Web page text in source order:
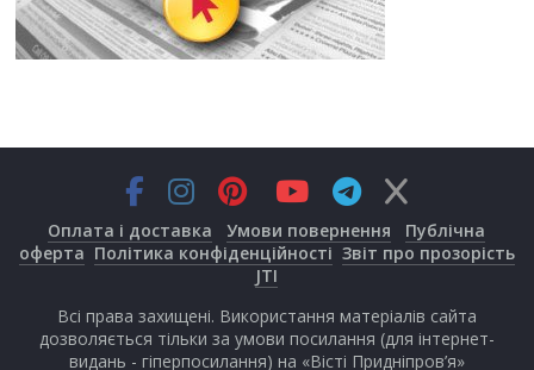
Оплата і доставка Умови повернення
Публічна
оферта Політика конфіденційності Звіт про прозорість
JTI
Всі права захищені. Використання матеріалів сайта
дозволяється тільки за умови посилання (для інтернет-
видань - гіперпосилання) на «Вісті Придніпров’я»